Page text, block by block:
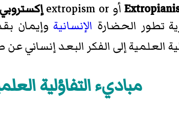
أو extropism or إكستروبي
تطور الحضارة الإنسانية وإيمان
العلمية إلى الفكر البعد إنسانيعن
مباديء التفاؤلية